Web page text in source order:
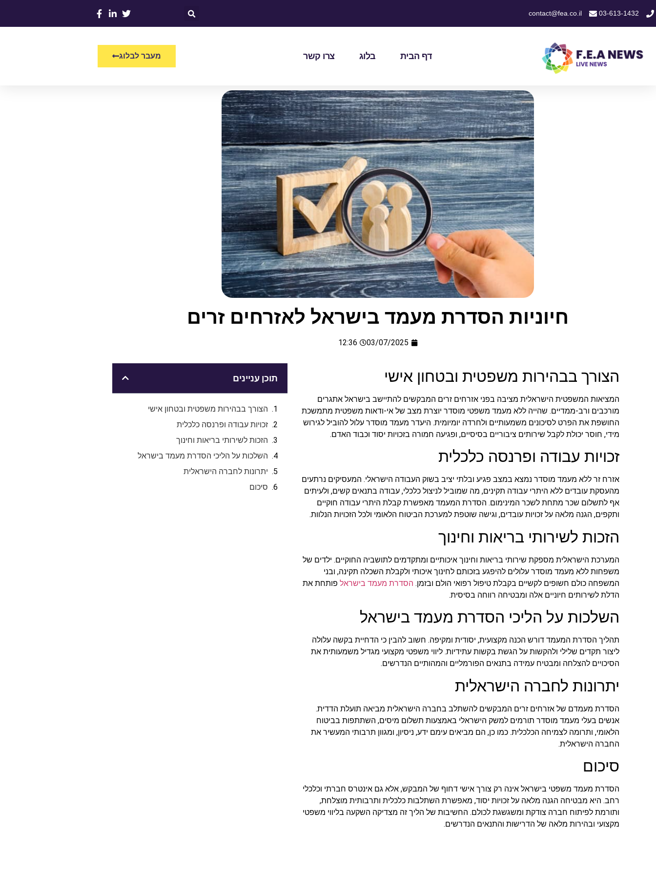
03-613-1432
contact@fea.co.il
דף הבית בלוג צרו קשר מעבר לבלוג
חיוניות הסדרת מעמד בישראל לאזרחים זרים
03/07/2025
12:36
הצורך בבהירות משפטית ובטחון אישי
המציאות המשפטית הישראלית מציבה בפני אזרחים זרים המבקשים להתיישב בישראל אתגרים
מורכבים ורב-ממדיים. שהייה ללא מעמד משפטי מוסדר יוצרת מצב של אי-ודאות משפטית מתמשכת
החושפת את הפרט לסיכונים משמעותיים ולחרדה יומיומית. היעדר מעמד מוסדר עלול להוביל לגירוש
מידי, חוסר יכולת לקבל שירותים ציבוריים בסיסיים, ופגיעה חמורה בזכויות יסוד וכבוד האדם.
זכויות עבודה ופרנסה כלכלית
אזרח זר ללא מעמד מוסדר נמצא במצב פגיע ובלתי יציב בשוק העבודה הישראלי. המעסיקים נרתעים
מהעסקת עובדים ללא היתרי עבודה תקינים, מה שמוביל לניצול כלכלי, עבודה בתנאים קשים, ולעיתים
אף לתשלום שכר מתחת לשכר המינימום. הסדרת המעמד מאפשרת קבלת היתרי עבודה חוקיים
ותקפים, הגנה מלאה על זכויות עובדים, וגישה שוטפת למערכת הביטוח הלאומי ולכל הזכויות הנלוות.
הזכות לשירותי בריאות וחינוך
המערכת הישראלית מספקת שירותי בריאות וחינוך איכותיים ומתקדמים לתושביה החוקיים. ילדים של
משפחות ללא מעמד מוסדר עלולים להיפגע בזכותם לחינוך איכותי ולקבלת השכלה תקינה, ובני
המשפחה כולם חשופים לקשיים בקבלת טיפול רפואי הולם ובזמן. הסדרת מעמד בישראל פותחת את
הדלת לשירותים חיוניים אלה ומבטיחה רווחה בסיסית.
השלכות על הליכי הסדרת מעמד בישראל
תהליך הסדרת המעמד דורש הכנה מקצועית, יסודית ומקיפה. חשוב להבין כי הדחיית בקשה עלולה
ליצור תקדים שלילי ולהקשות על הגשת בקשות עתידיות. ליווי משפטי מקצועי מגדיל משמעותית את
הסיכויים להצלחה ומבטיח עמידה בתנאים הפורמליים והמהותיים הנדרשים.
יתרונות לחברה הישראלית
הסדרת מעמדם של אזרחים זרים המבקשים להשתלב בחברה הישראלית מביאה תועלת הדדית.
אנשים בעלי מעמד מוסדר תורמים למשק הישראלי באמצעות תשלום מיסים, השתתפות בביטוח
הלאומי, ותרומה לצמיחה הכלכלית. כמו כן, הם מביאים עימם ידע, ניסיון, ומגוון תרבותי המעשיר את
החברה הישראלית.
סיכום
הסדרת מעמד משפטי בישראל אינה רק צורך אישי דחוף של המבקש, אלא גם אינטרס חברתי וכלכלי
רחב. היא מבטיחה הגנה מלאה על זכויות יסוד, מאפשרת השתלבות כלכלית ותרבותית מוצלחת,
ותורמת לפיתוח חברה צודקת ומשגשגת לכולם. החשיבות של הליך זה מצדיקה השקעה בליווי משפטי
מקצועי ובהירות מלאה של הדרישות והתנאים הנדרשים.
תוכן עניינים
הצורך בבהירות משפטית ובטחון אישי
זכויות עבודה ופרנסה כלכלית
הזכות לשירותי בריאות וחינוך
השלכות על הליכי הסדרת מעמד בישראל
יתרונות לחברה הישראלית
סיכום